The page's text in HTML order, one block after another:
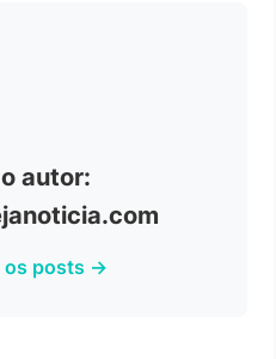
autor:
os posts →